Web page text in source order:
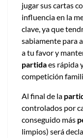
jugar sus cartas
influencia en la
clave, ya que
sabiamente para
a tu favor y
partidaes rápida
competición
Al final de la
controlados por
conseguido más
limpios) será